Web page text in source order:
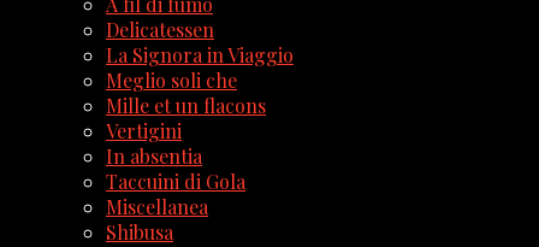
Delicatessen
La Signora in Viaggio
Meglio soli che
Mille et un flacons
Vertigini
In absentia
Taccuini di Gola
Miscellanea
Shibusa